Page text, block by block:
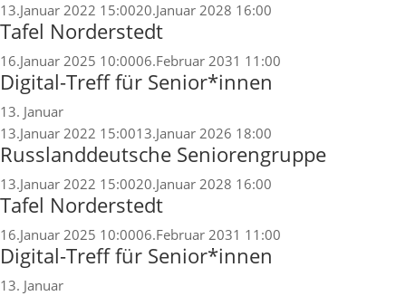
13.Januar 2022 15:0020.Januar 2028 16:00
Tafel Norderstedt
16.Januar 2025 10:0006.Februar 2031 11:00
Digital-Treff für Senior*innen
13. Januar
13.Januar 2022 15:0013.Januar 2026 18:00
Russlanddeutsche Seniorengruppe
13.Januar 2022 15:0020.Januar 2028 16:00
Tafel Norderstedt
16.Januar 2025 10:0006.Februar 2031 11:00
Digital-Treff für Senior*innen
13. Januar